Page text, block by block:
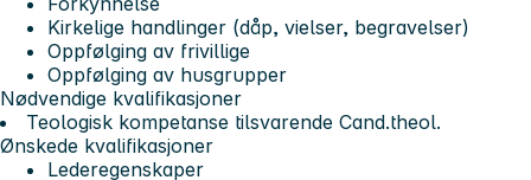
Kirkelige handlinger (dåp, vielser, begravelser)
Oppfølging av frivillige
Oppfølging av husgrupper
Nødvendige kvalifikasjoner
Teologisk kompetanse tilsvarende Cand.theol.
Ønskede kvalifikasjoner
Lederegenskaper